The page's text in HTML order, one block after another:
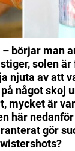
börjar man
solen
njuta av att
något skoj
mycket är
här
gör